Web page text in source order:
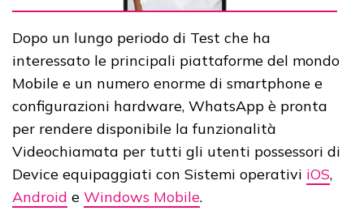
Dopo un lungo periodo di Test che ha
interessato le principali piattaforme del mondo
Mobile e un numero enorme di smartphone e
configurazioni hardware, WhatsApp è pronta
per rendere disponibile la funzionalità
Videochiamata per tutti gli utenti possessori di
Device equipaggiati con Sistemi operativi iOS,
Android e Windows Mobile.